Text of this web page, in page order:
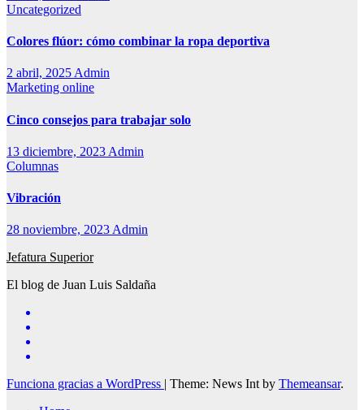
Uncategorized
Colores flúor: cómo combinar la ropa deportiva
2 abril, 2025 Admin
Marketing online
Cinco consejos para trabajar solo
13 diciembre, 2023 Admin
Columnas
Vibración
28 noviembre, 2023Admin
Jefatura Superior
El blog de Juan Luis Saldaña
Funciona gracias a WordPress | Theme: News Int by Themeansar.